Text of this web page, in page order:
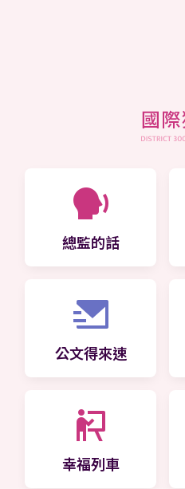
總監的話
公文得來速
幸福列車